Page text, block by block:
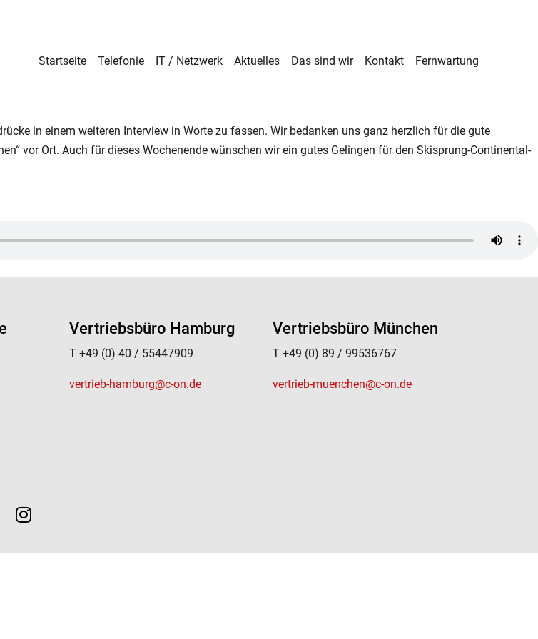
Startseite Telefonie IT / Netzwerk Aktuelles Das sind wir Kontakt Fernwartung
in einem weiteren Interview in Worte zu fassen. Wir bedanken uns ganz herzlich für die gute
vor Ort. Auch für dieses Wochenende wünschen wir ein gutes Gelingen für den Skisprung-Continental-
Vertriebsbüro Hamburg
T +49 (0) 40 / 55447909
vertrieb-hamburg@c-on.de
Vertriebsbüro München
T +49 (0) 89 / 99536767
vertrieb-muenchen@c-on.de